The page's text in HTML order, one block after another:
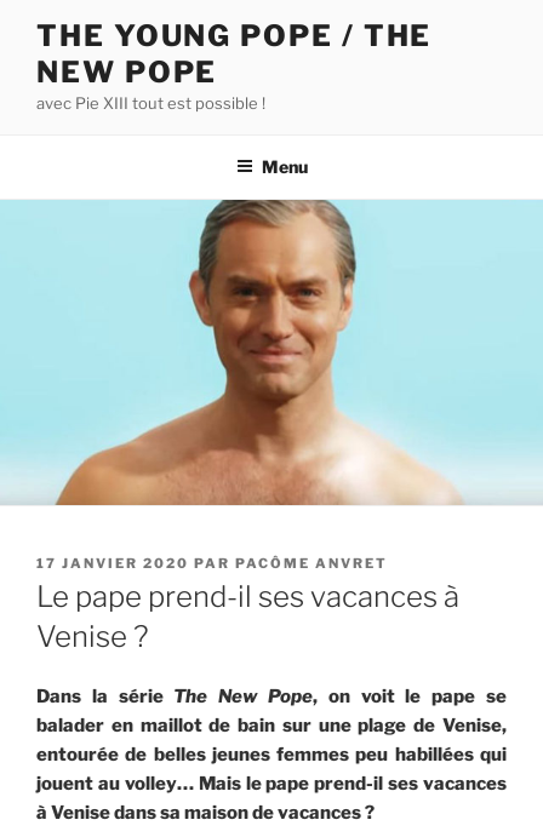
contenu
principal
THE YOUNG POPE / THE
NEW POPE
avec Pie XIII tout est possible !
Menu
PUBLIÉ
LE
17 JANVIER 2020 PAR PACÔME ANVRET
Le pape prend-il ses vacances à
Venise ?
Dans la série The New Pope, on voit le pape se
balader en maillot de bain sur une plage de Venise,
entourée de belles jeunes femmes peu habillées qui
jouent au volley… Mais le pape prend-il ses vacances
à Venise dans sa maison de vacances ?